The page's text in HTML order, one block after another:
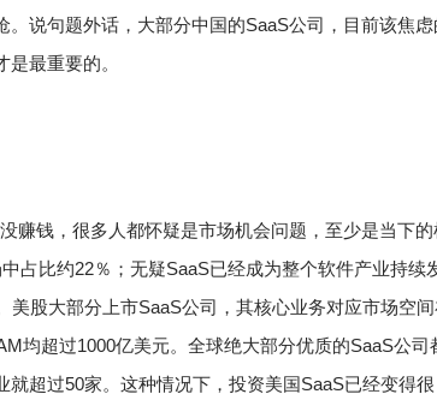
说句题外话，大部分中国的SaaS公司，目前该焦虑
最重要的。
赚钱，很多人都怀疑是市场机会问题，至少是当下的
占比约22％；无疑SaaS已经成为整个软件产业持续
股大部分上市SaaS公司，其核心业务对应市场空间
均超过1000亿美元。 全球绝大部分优质的SaaS公司
超过50家。 这种情况下，投资美国SaaS已经变得很